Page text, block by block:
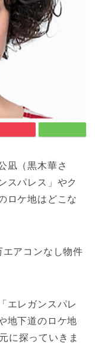
凪（黒木華さ
スパレス」やク
ロケ地はどこな
アコンなし物件
エレガンスパレ
地下道のロケ地
に探っていきま